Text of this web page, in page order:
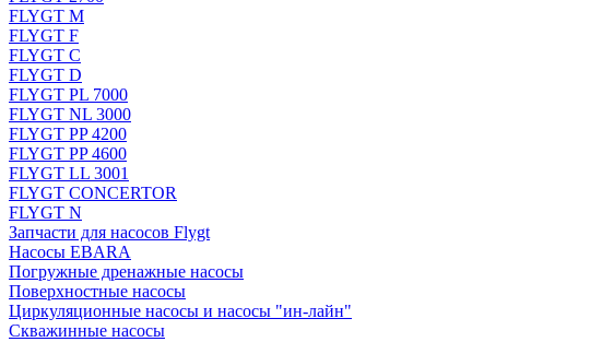
FLYGT M
FLYGT F
FLYGT C
FLYGT D
FLYGT PL 7000
FLYGT NL 3000
FLYGT PP 4200
FLYGT PP 4600
FLYGT LL 3001
FLYGT CONCERTOR
FLYGT N
Запчасти для насосов Flygt
Насосы EBARA
Погружные дренажные насосы
Поверхностные насосы
Циркуляционные насосы и насосы "ин-лайн"
Скважинные насосы